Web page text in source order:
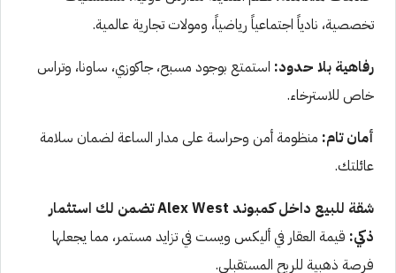
تخصصية، نادياً اجتماعياً رياضياً، ومولات تجارية عالمية.
رفاهية بلا حدود: استمتع بوجود مسبح، جاكوزي، ساونا، وتراس
خاص للاسترخاء.
أمان تام: منظومة أمن وحراسة على مدار الساعة لضمان سلامة
عائلتك.
شقة للبيع داخل كمبوند Alex West تضمن لك استثمار
ذكي: قيمة العقار في أليكس ويست في تزايد مستمر، مما يجعلها
فرصة ذهبية للربح المستقبلي.